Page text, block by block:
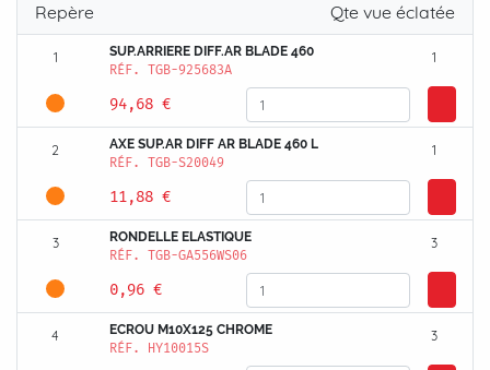
Repère Qte vue éclatée
1
SUP.ARRIERE DIFF.AR BLADE 460
RÉF.
TGB-925683A
1
94,68 €
2
AXE SUP.AR DIFF AR BLADE 460 L
RÉF.
TGB-S20049
1
11,88 €
3
RONDELLE ELASTIQUE
RÉF.
TGB-GA556WS06
3
0,96 €
4
ECROU M10X125 CHROME
RÉF.
HY10015S
3